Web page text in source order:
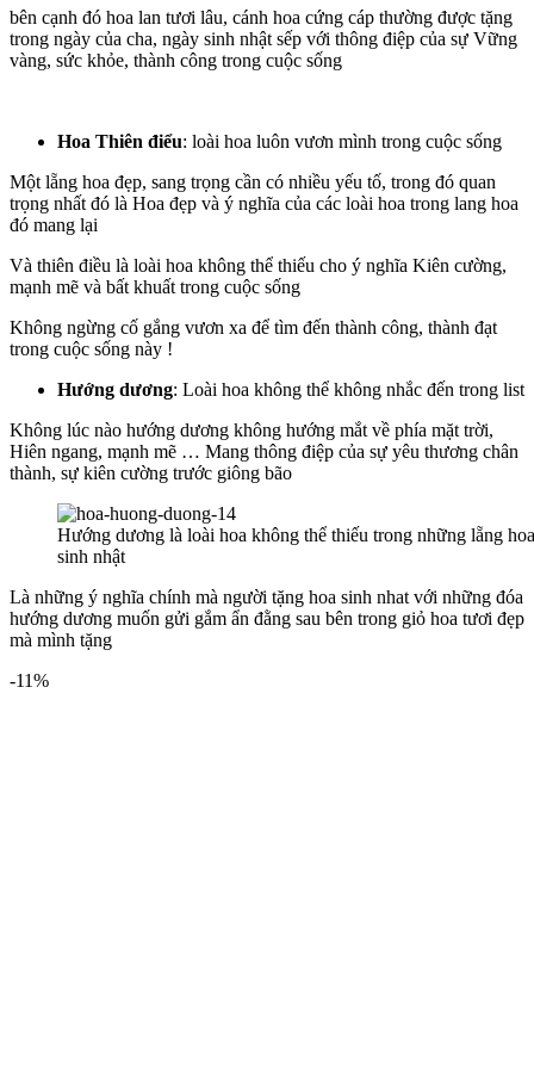
bên cạnh đó hoa lan tươi lâu, cánh hoa cứng cáp thường được tặng
trong ngày của cha, ngày sinh nhật sếp với thông điệp của sự Vững
vàng, sức khỏe, thành công trong cuộc sống
Hoa Thiên điểu: loài hoa luôn vươn mình trong cuộc sống
Một lẵng hoa đẹp, sang trọng cần có nhiều yếu tố, trong đó quan
trọng nhất đó là Hoa đẹp và ý nghĩa của các loài hoa trong lang hoa
đó mang lại
Và thiên điều là loài hoa không thể thiếu cho ý nghĩa Kiên cường,
mạnh mẽ và bất khuất trong cuộc sống
Không ngừng cố gắng vươn xa để tìm đến thành công, thành đạt
trong cuộc sống này !
Hướng dương: Loài hoa không thể không nhắc đến trong list
Không lúc nào hướng dương không hướng mắt về phía mặt trời,
Hiên ngang, mạnh mẽ … Mang thông điệp của sự yêu thương chân
thành, sự kiên cường trước giông bão
Hướng dương là loài hoa không thể thiếu trong những lẵng
sinh nhật
Là những ý nghĩa chính mà người tặng hoa sinh nhat với những đóa
hướng dương muốn gửi gắm ẩn đằng sau bên trong giỏ hoa tươi đẹp
mà mình tặng
-11%